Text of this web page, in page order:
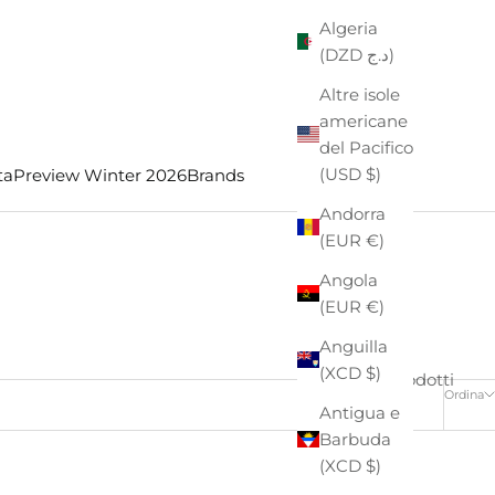
Preview Winter 2026Brands
Algeria
(DZD د.ج)
Altre isole
americane
del Pacifico
(USD $)
Andorra
(EUR €)
Angola
(EUR €)
Anguilla
(XCD $)
Antigua e
Barbuda
(XCD $)
Ordina
11 prodotti